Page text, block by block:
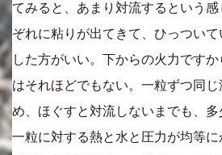
てみると、あまり対流するという
ぞれに粘りが出てきて、ひっつい
した方がいい。下からの火力です
はそれほどでもない。一粒ずつ同
め、ほぐすと対流しないまでも、多
一粒に対する熱と水と圧力が均等